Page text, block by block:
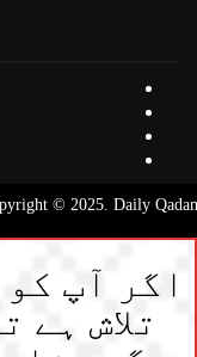
© 2025. Daily
آپ کو
تلاش ہے